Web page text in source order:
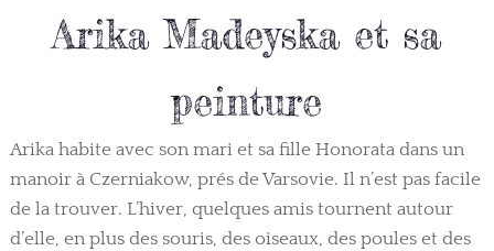
Arika Madeyska et sa
peinture
Arika habite avec son mari et sa fille Honorata dans un
manoir à Czerniakow, prés de Varsovie. Il n’est pas facile
de la trouver. L’hiver, quelques amis tournent autour
d’elle, en plus des souris, des oiseaux, des poules et des